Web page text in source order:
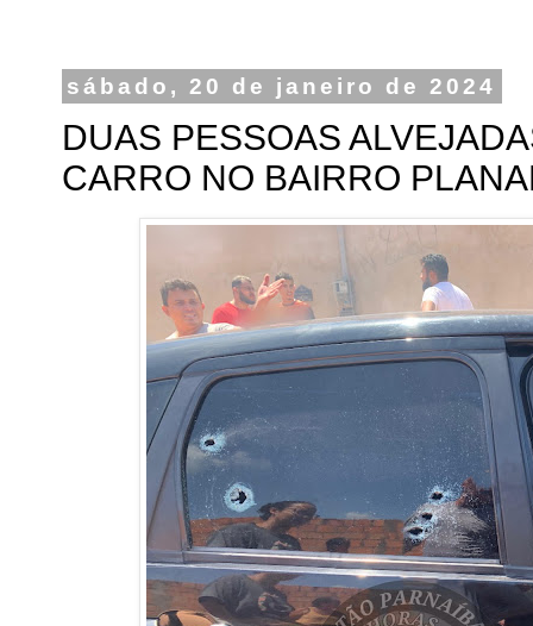
sábado, 20 de janeiro de 2024
DUAS PESSOAS
CARRO NO BAIRRO